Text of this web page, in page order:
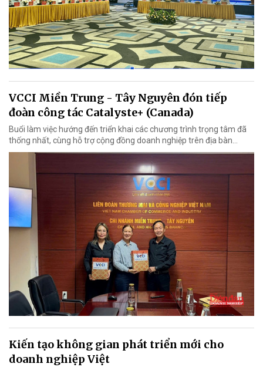
VCCI Miền Trung - Tây Nguyên đón tiếp
đoàn công tác Catalyste+ (Canada)
Buổi làm việc hướng đến triển khai các chương trình trọng tâm đã
thống nhất, cùng hỗ trợ cộng đồng doanh nghiệp trên địa bàn...
Kiến tạo không gian phát triển mới cho
doanh nghiệp Việt